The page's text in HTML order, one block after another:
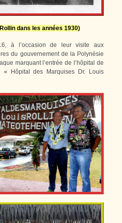
dans les années 1930)
à l’occasion de leur visite aux
du gouvernement de la Polynésie
marquant l’entrée de l’hôpital de
« Hôpital des Marquises Dr. Louis